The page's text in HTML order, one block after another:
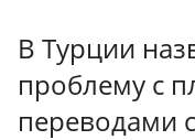
В Турции
проблему с
переводами